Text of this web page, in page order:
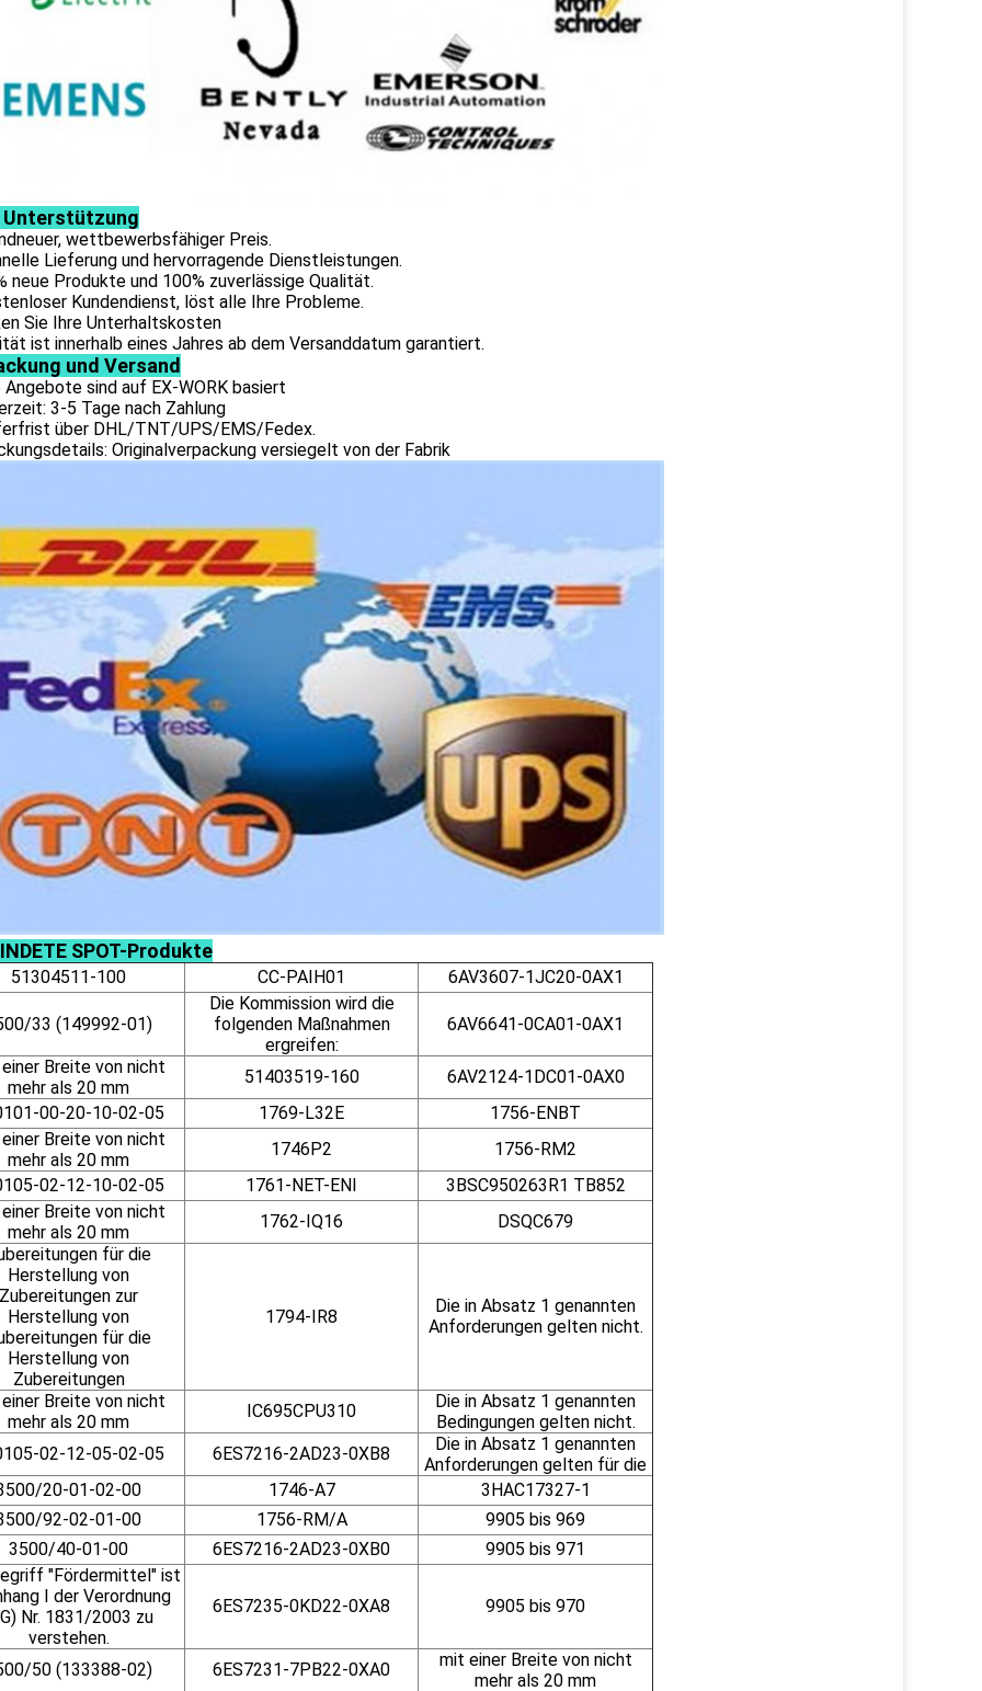
Unterstützung
wettbewerbsfähiger Preis.
Lieferung und hervorragende Dienstleistungen.
neue Produkte und 100% zuverlässige Qualität.
Kundendienst, löst alle Ihre Probleme.
Sie Ihre Unterhaltskosten
ist innerhalb eines Jahres ab dem Versanddatum garantiert.
und Versand
Angebote sind auf EX-WORK basiert
3-5 Tage nach Zahlung
über DHL/TNT/UPS/EMS/Fedex.
Originalverpackung versiegelt von der Fabrik
SPOT-Produkte
51304511-100 CC-PAIH01 6AV3607-1JC20-0AX1
33 (149992-01)
Die Kommission wird die
folgenden Maßnahmen
ergreifen:
6AV6641-0CA01-0AX1
Breite von nicht
mehr als 20 mm
51403519-160
6AV2124-1DC01-0AX0
00-20-10-02-05
1769-L32E
1756-ENBT
Breite von nicht
mehr als 20 mm
1746P2
1756-RM2
02-12-10-02-05
1761-NET-ENI
3BSC950263R1 TB852
Breite von nicht
mehr als 20 mm
1762-IQ16
DSQC679
für die
Herstellung von
Zubereitungen zur
Herstellung von
für die
Herstellung von
Zubereitungen
1794-IR8
Die in Absatz 1 genannten
Anforderungen gelten nicht.
Breite von nicht
mehr als 20 mm
IC695CPU310
Die in Absatz 1 genannten
Bedingungen gelten nicht.
02-12-05-02-05
6ES7216-2AD23-0XB8
Die in Absatz 1 genannten
Anforderungen gelten für die
20-01-02-00
1746-A7
3HAC17327-1
92-02-01-00
1756-RM/A
9905 bis 969
3500/40-01-00
6ES7216-2AD23-0XB0
9905 bis 971
"Fördermittel" ist
I der Verordnung
Nr. 1831/2003 zu
verstehen.
6ES7235-0KD22-0XA8 9905 bis 970
50 (133388-02) 6ES7231-7PB22-0XA0
mit einer Breite von nicht
mehr als 20 mm